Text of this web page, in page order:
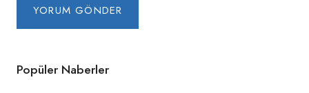
Popüler Naberler